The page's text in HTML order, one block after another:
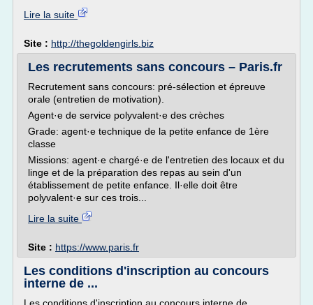
Lire la suite
Site : http://thegoldengirls.biz
Les recrutements sans concours – Paris.fr
Recrutement sans concours: pré-sélection et épreuve
orale (entretien de motivation).
Agent·e de service polyvalent·e des crèches
Grade: agent·e technique de la petite enfance de 1ère
classe
Missions: agent·e chargé·e de l'entretien des locaux et du
linge et de la préparation des repas au sein d'un
établissement de petite enfance. Il·elle doit être
polyvalent·e sur ces trois...
Lire la suite
Site : https://www.paris.fr
Les conditions d'inscription au concours
interne de ...